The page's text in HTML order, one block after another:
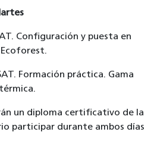
Configuración y puesta en
Formación práctica. Gama
un diploma certificativo de la
participar durante ambos días